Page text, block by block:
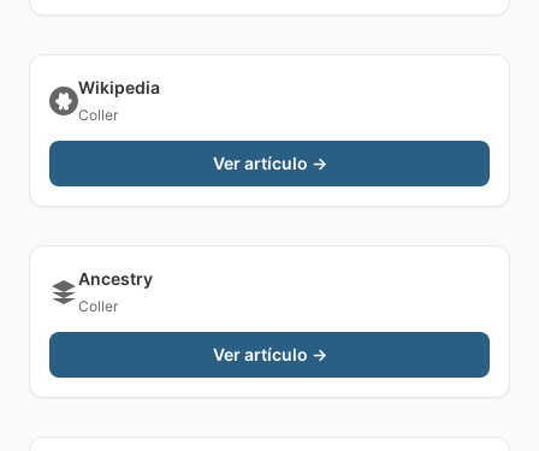
Wikipedia
Coller
Ver artículo →
Ancestry
Coller
Ver artículo →